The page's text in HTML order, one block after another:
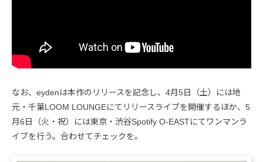
なお、eydenは本作のリリースを記念し、4月5日（土）には地
元・千葉LOOM LOUNGEにてリリースライブを開催するほか、5
月6日（火・祝）には東京・渋谷Spotify O-EASTにてワンマンラ
イブを行う。合わせてチェックを。